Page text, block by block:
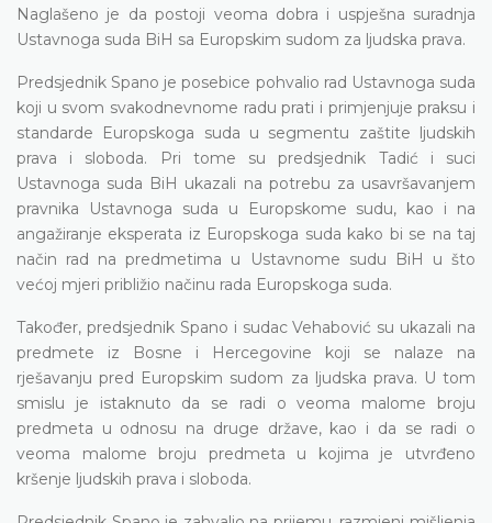
Naglašeno je da postoji veoma dobra i uspješna suradnja
Ustavnoga suda BiH sa Europskim sudom za ljudska prava.
Predsjednik Spano je posebice pohvalio rad Ustavnoga suda
koji u svom svakodnevnome radu prati i primjenjuje praksu i
standarde Europskoga suda u segmentu zaštite ljudskih
prava i sloboda. Pri tome su predsjednik Tadić i suci
Ustavnoga suda BiH ukazali na potrebu za usavršavanjem
pravnika Ustavnoga suda u Europskome sudu, kao i na
angažiranje eksperata iz Europskoga suda kako bi se na taj
način rad na predmetima u Ustavnome sudu BiH u što
većoj mjeri približio načinu rada Europskoga suda.
Također, predsjednik Spano i sudac Vehabović su ukazali na
predmete iz Bosne i Hercegovine koji se nalaze na
rješavanju pred Europskim sudom za ljudska prava. U tom
smislu je istaknuto da se radi o veoma malome broju
predmeta u odnosu na druge države, kao i da se radi o
veoma malome broju predmeta u kojima je utvrđeno
kršenje ljudskih prava i sloboda.